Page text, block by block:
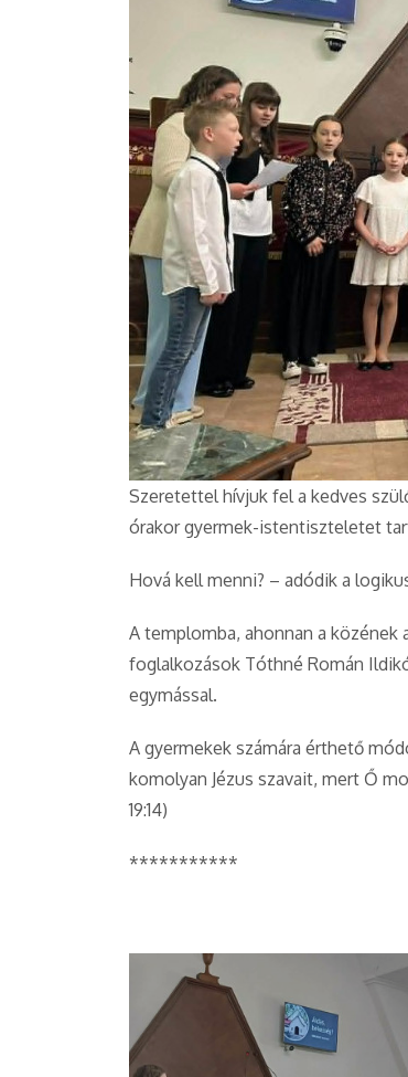
Szeretettel hívjuk fel a kedves
órakor gyermek-istentiszteletet
Hová kell menni? – adódik a
A templomba, ahonnan a
foglalkozások Tóthné Román
egymással.
A gyermekek számára érthető
komolyan Jézus szavait, mert Ő
19:14)
***********